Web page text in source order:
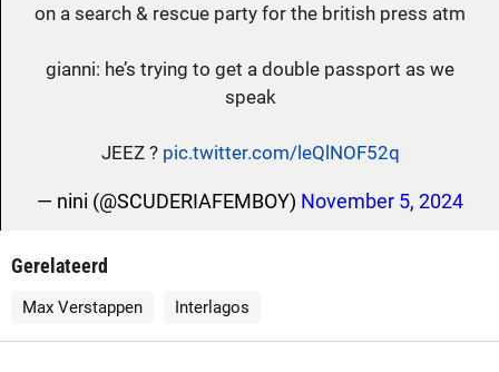
on a search & rescue party for the british press atm
gianni: he’s trying to get a double passport as we
speak
JEEZ ? pic.twitter.com/leQlNOF52q
— nini (@SCUDERIAFEMBOY) November 5, 2024
Gerelateerd
Max Verstappen Interlagos